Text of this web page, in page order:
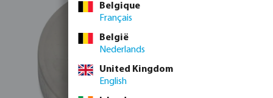
Belgique
Français
België
Nederlands
United Kingdom
English